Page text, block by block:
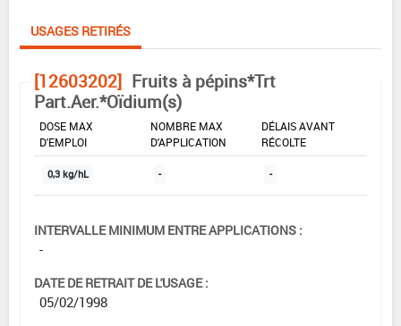
USAGES RETIRÉS
[12603202] Fruits à pépins*Trt
Part.Aer.*Oïdium(s)
DOSE MAX
D'EMPLOI
NOMBRE MAX
D'APPLICATION
DÉLAIS AVANT
RÉCOLTE
0,3 kg/hL - -
INTERVALLE MINIMUM ENTRE APPLICATIONS :
-
DATE DE RETRAIT DE L'USAGE :
05/02/1998